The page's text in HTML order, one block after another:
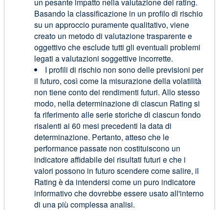
Basando la classificazione in un profilo di rischio
su un approccio puramente qualitativo, viene
creato un metodo di valutazione trasparente e
oggettivo che esclude tutti gli eventuali problemi
legati a valutazioni soggettive incorrette.
I profili di rischio non sono delle previsioni per
il futuro, così come la misurazione della volatilità
non tiene conto dei rendimenti futuri. Allo stesso
modo, nella determinazione di ciascun Rating si
fa riferimento alle serie storiche di ciascun fondo
risalenti ai 60 mesi precedenti la data di
determinazione. Pertanto, atteso che le
performance passate non costituiscono un
indicatore affidabile dei risultati futuri e che i
valori possono in futuro scendere come salire, il
Rating è da intendersi come un puro indicatore
informativo che dovrebbe essere usato all'interno
di una più complessa analisi.